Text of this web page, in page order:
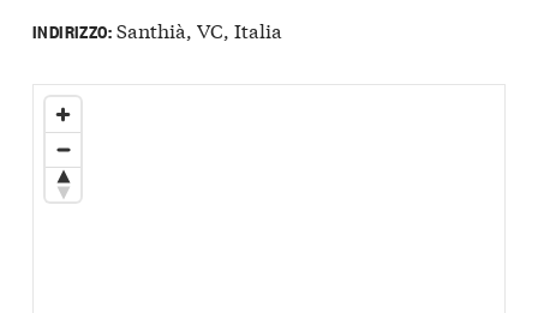
INDIRIZZO:Santhià, VC, Italia